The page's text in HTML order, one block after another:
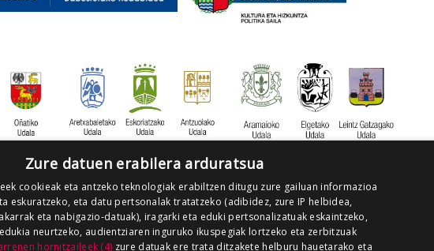
Zure datuen erabilera arduratsua
cookieak eta antzeko teknologiak erabiltzen ditugu zure gailuan informazioa
eskuratzeko, eta datu pertsonalak tratatzeko (adibidez, zure IP helbidea,
eta nabigazio-datuak), iragarki eta eduki pertsonalizatuak eskaintzeko,
neurtzeko, audientziaren inguruko ikuspegiak lortzeko eta zerbitzuak
hornitzaileek (4) zure datuak ere trata ditzakete helburu hauetarako eta